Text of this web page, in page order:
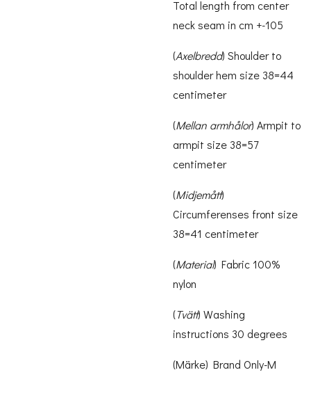
Total length from center
neck seam in cm +-105
(Axelbredd) Shoulder to
shoulder hem size 38=44
centimeter
(Mellan armhålor) Armpit to
armpit size 38=57
centimeter
(Midjemått)
Circumferenses front size
38=41 centimeter
(Material) Fabric 100%
nylon
(Tvätt) Washing
instructions 30 degrees
(Märke) Brand Only-M